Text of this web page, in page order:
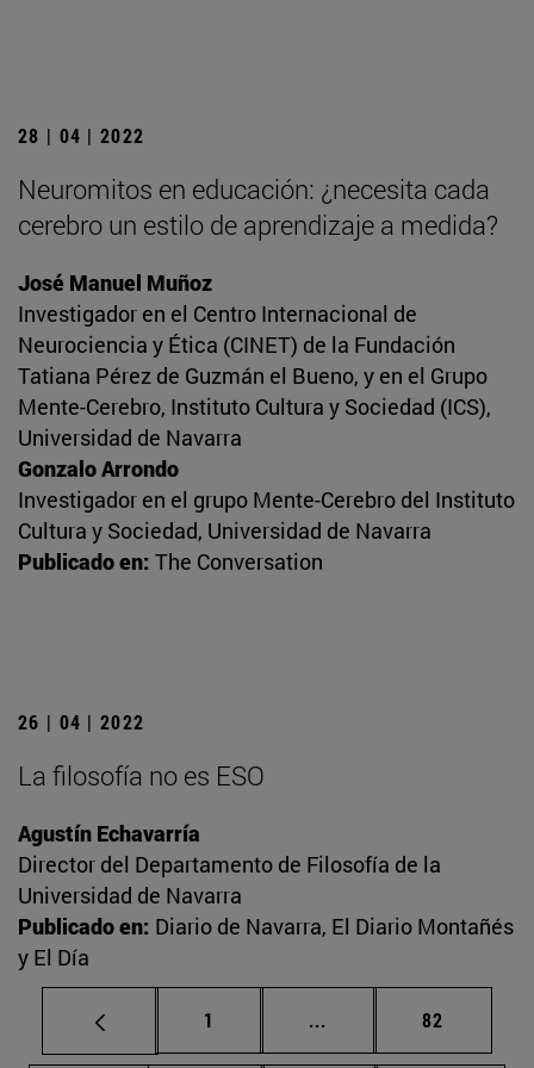
28 | 04 | 2022
Neuromitos en educación: ¿necesita cada
cerebro un estilo de aprendizaje a medida?
José Manuel Muñoz
Investigador en el Centro Internacional de
Neurociencia y Ética (CINET) de la Fundación
Tatiana Pérez de Guzmán el Bueno, y en el Grupo
Mente-Cerebro, Instituto Cultura y Sociedad (ICS),
Universidad de Navarra
Gonzalo Arrondo
Investigador en el grupo Mente-Cerebro del Instituto
Cultura y Sociedad, Universidad de Navarra
Publicado en: The Conversation
26 | 04 | 2022
La filosofía no es ESO
Agustín Echavarría
Director del Departamento de Filosofía de la
Universidad de Navarra
Publicado en: Diario de Navarra, El Diario Montañés
y El Día
Página
1 ... Páginas intermedias
Página
82